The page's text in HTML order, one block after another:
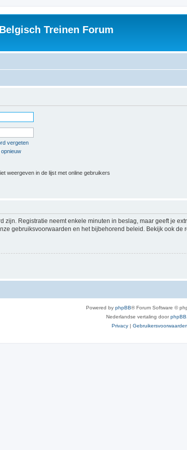
Treinen Forum
vergeten
weergeven in de lijst met online gebruikers
zijn. Registratie neemt enkele minuten in beslag, maar geeft je
gebruiksvoorwaarden en het bijbehorend beleid. Bekijk ook de
Powered by phpBB® Forum Software ©
Nederlandse vertaling door
Privacy | Gebruikersvoorwaarden